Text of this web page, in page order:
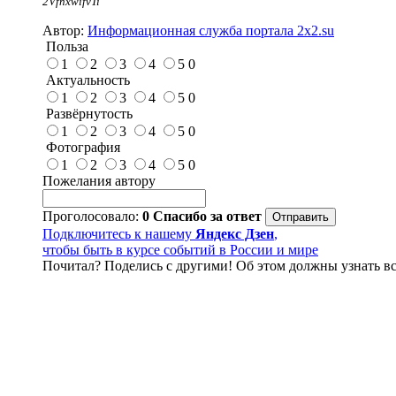
Автор: Информационная служба портала 2x2.su
Польза
1
2 3 4 5 0
Актуальность
1
2 3 4 5 0
Развёрнутость
1
2 3 4 5 0
Фотография
1
2 3 4 5 0
Пожелания автору
Проголосовало: 0 Спасибо за ответ
Подключитесь к нашему Яндекс Дзен,
чтобы быть в курсе событий в России и мире
Почитал? Поделись с другими! Об этом должны узнать